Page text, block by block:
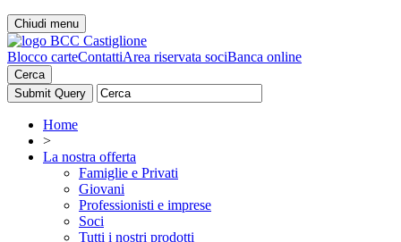
Chiudi menu
Blocco carteContattiArea riservata sociBanca online
Cerca
Home
>
La nostra offerta
Famiglie e Privati
Giovani
Professionisti e imprese
Soci
Tutti i nostri prodotti